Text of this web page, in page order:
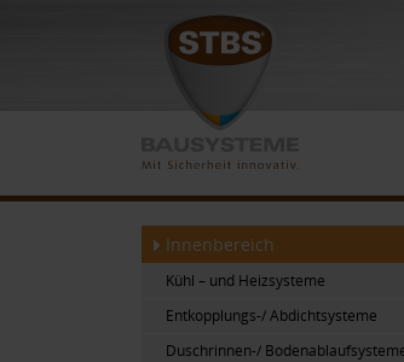
Innenbereich
Kühl – und Heizsysteme
Entkopplungs-/ Abdichtsysteme
Duschrinnen-/